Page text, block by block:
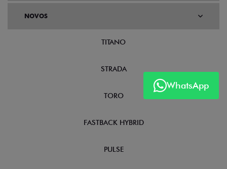
WhatsApp
NOVOS
TITANO
STRADA
TORO
FASTBACK HYBRID
PULSE